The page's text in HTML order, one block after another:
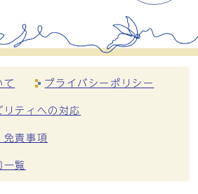
て プライバシーポリシー
リティへの対応
免責事項
一覧